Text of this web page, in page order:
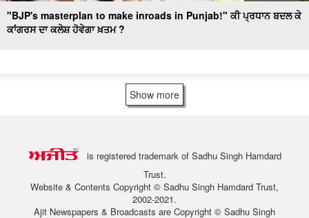
"BJP's masterplan to make inroads in Punjab!" ਕੀ ਪ੍ਰਧਾਨ ਬਦਲ ਕੇ
ਕਾਂਗਰਸ ਦਾ ਕਲੇਸ਼ ਹੋਵੇਗਾ ਖ਼ਤਮ ?
Show more
is registered trademark of Sadhu Singh Hamdard
Trust.
Website & Contents Copyright © Sadhu Singh Hamdard Trust,
2002-2021.
Ajit Newspapers & Broadcasts are Copyright © Sadhu Singh